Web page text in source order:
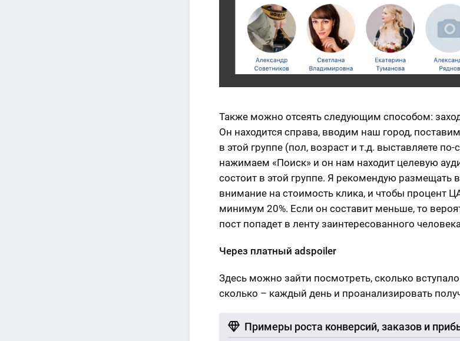
Также можно отсеять следующим способом:
Он находится справа, вводим наш город,
в этой группе (пол, возраст и т.д. выставляете
нажимаем «Поиск» и он нам находит целевую
состоит в этой группе. Я рекомендую размещать
внимание на стоимость клика, и чтобы процент
минимум 20%. Если он составит меньше, то
пост попадет в ленту заинтересованного
Через платный adspoiler
Здесь можно зайти посмотреть, сколько вступало
сколько – каждый день и проанализировать
Примеры роста конверсий, заказов и